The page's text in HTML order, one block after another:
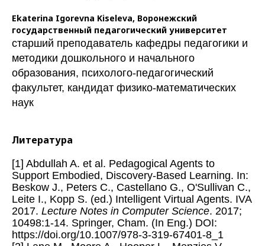
Ekaterina Igorevna Kiseleva, Воронежский
государственный педагогический университет
старший преподаватель кафедры педагогики и
методики дошкольного и начального
образования, психолого-педагогический
факультет, кандидат физико-математических
наук
Литература
[1] Abdullah A. et al. Pedagogical Agents to
Support Embodied, Discovery-Based Learning. In:
Beskow J., Peters C., Castellano G., O'Sullivan C.,
Leite I., Kopp S. (ed.) Intelligent Virtual Agents. IVA
2017. Lecture Notes in Computer Science. 2017;
10498:1-14. Springer, Cham. (In Eng.) DOI:
https://doi.org/10.1007/978-3-319-67401-8_1